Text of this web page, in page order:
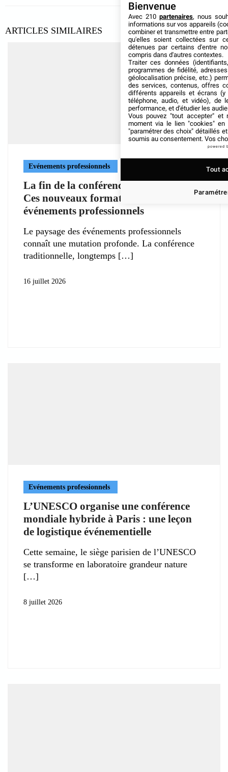
ARTICLES SIMILAIRES
Evénements professionnels
La fin de la conférence traditionnelle ?
Ces nouveaux formats réinventent les
événements professionnels
Le paysage des événements professionnels
connaît une mutation profonde. La conférence
traditionnelle, longtemps
16 juillet 2026
Evénements professionnels
L’UNESCO organise une conférence
mondiale hybride à Paris : une leçon
de logistique événementielle
Cette semaine, le siège parisien de l’UNESCO
se transforme en laboratoire grandeur nature
8 juillet 2026
Bienvenue
Avec 210 partenaires, nous
informations sur vos appareils
combiner et transmettre entre
qu'elles soient collectées sur
détenues par certains d'entre
compris dans d'autres contextes.
Traiter ces données
programmes de fidélité,
géolocalisation précise, etc.)
des services, contenus, offres
différents appareils et écrans (y
téléphone, audio, et vidéo), de
performance, et d'étudier les
Vous pouvez "tout accepter" et
moment via le lien "cookies" en
"paramétrer des choix" détaillés
soumis au consentement. Vos
powered
Tout